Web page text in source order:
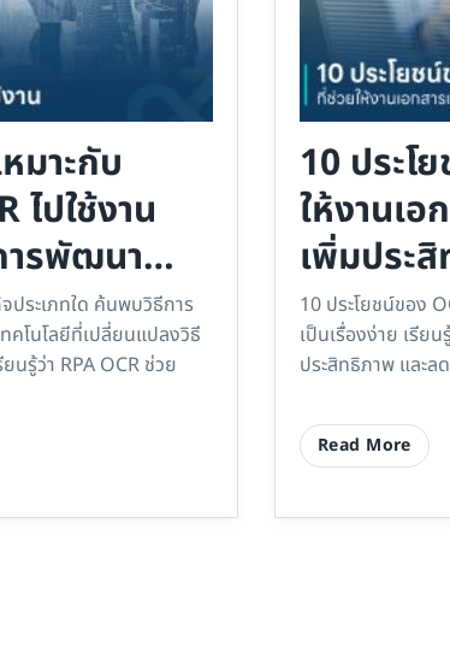
มาะกับ
ไปใช้งาน
รพัฒนา
ประเภทใด ค้นพบวิธีการ
คโนโลยีที่เปลี่ยนแปลงวิธี
นรู้ว่า RPA OCR ช่วย
10 ประโ
ให้งานเอ
เพิ่มประ
10 ประโยชน์ของ
เป็นเรื่องง่าย เรีย
ประสิทธิภาพ และ
Read More